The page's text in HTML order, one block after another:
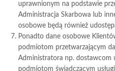
uprawnionym na podstawie
Administracja Skarbowa lub
osobowe będą również
Ponadto dane osobowe
podmiotom przetwarzającym
Administratora np. dostawcom
podmiotom świadczącym